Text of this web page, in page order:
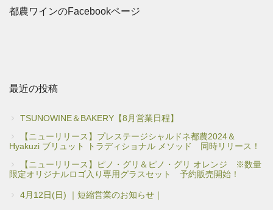
都農ワインのFacebookページ
最近の投稿
TSUNOWINE＆BAKERY【8月営業日程】
【ニューリリース】プレステージシャルドネ都農2024＆
Hyakuzi ブリュット トラディショナル メソッド 同時リリース！
【ニューリリース】ピノ・グリ＆ピノ・グリ オレンジ ※数量
限定オリジナルロゴ入り専用グラスセット 予約販売開始！
4月12日(日) ｜短縮営業のお知らせ｜